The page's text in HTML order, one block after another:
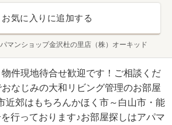
お気に入りに追加する
マンショップ金沢杜の里店（株）オーキッド
件現地待合せ歓迎です！ご相談くだ
なじみの大和リビング管理のお部屋
近郊はもちろんかほく市～白山市・能
行っております♪お部屋探しはアパマ